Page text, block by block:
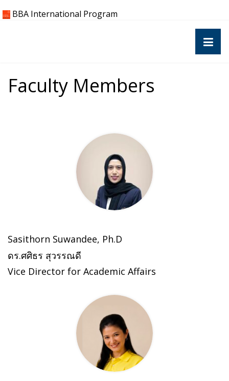
to BBA International Program
Faculty Members
Sasithorn Suwandee, Ph.D
ดร.ศศิธร สุวรรณดี
Vice Director for Academic Affairs